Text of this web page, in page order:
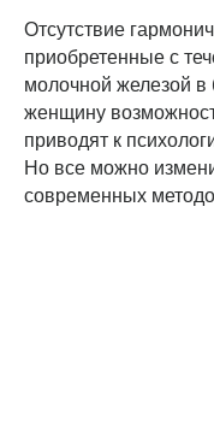
Отсутствие
приобретенные с
молочной железой
женщину
приводят к
Но все можно
современных